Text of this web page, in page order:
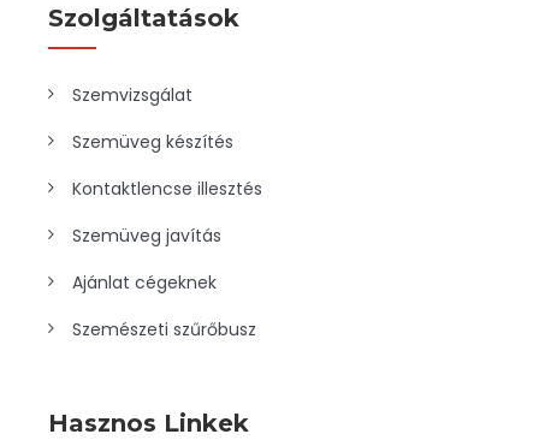
Szolgáltatások
Szemvizsgálat
Szemüveg készítés
Kontaktlencse illesztés
Szemüveg javítás
Ajánlat cégeknek
Szemészeti szűrőbusz
Hasznos Linkek